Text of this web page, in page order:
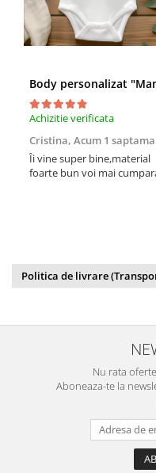
Achizitie verificata
Cristina, Acum 1
Îi vine super bine,material
foarte bun voi mai
Politica de livrare
Nu rata
Aboneaza-te la